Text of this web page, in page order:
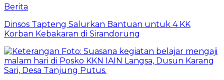
Berita
Dinsos Tapteng Salurkan Bantuan untuk 4 KK
Korban Kebakaran di Sirandorung